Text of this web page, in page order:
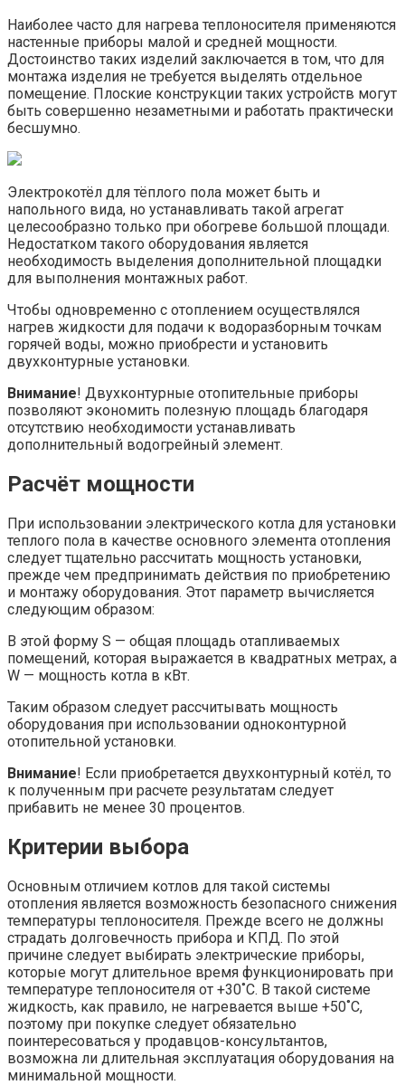
Наиболее часто для нагрева теплоносителя применяются
настенные приборы малой и средней мощности.
Достоинство таких изделий заключается в том, что для
монтажа изделия не требуется выделять отдельное
помещение. Плоские конструкции таких устройств могут
быть совершенно незаметными и работать практически
бесшумно.
Электрокотёл для тёплого пола может быть и
напольного вида, но устанавливать такой агрегат
целесообразно только при обогреве большой площади.
Недостатком такого оборудования является
необходимость выделения дополнительной площадки
для выполнения монтажных работ.
Чтобы одновременно с отоплением осуществлялся
нагрев жидкости для подачи к водоразборным точкам
горячей воды, можно приобрести и установить
двухконтурные установки.
Внимание! Двухконтурные отопительные приборы
позволяют экономить полезную площадь благодаря
отсутствию необходимости устанавливать
дополнительный водогрейный элемент.
Расчёт мощности
При использовании электрического котла для установки
теплого пола в качестве основного элемента отопления
следует тщательно рассчитать мощность установки,
прежде чем предпринимать действия по приобретению
и монтажу оборудования. Этот параметр вычисляется
следующим образом:
В этой форму S — общая площадь отапливаемых
помещений, которая выражается в квадратных метрах, а
W — мощность котла в кВт.
Таким образом следует рассчитывать мощность
оборудования при использовании одноконтурной
отопительной установки.
Внимание! Если приобретается двухконтурный котёл, то
к полученным при расчете результатам следует
прибавить не менее 30 процентов.
Критерии выбора
Основным отличием котлов для такой системы
отопления является возможность безопасного снижения
температуры теплоносителя. Прежде всего не должны
страдать долговечность прибора и КПД. По этой
причине следует выбирать электрические приборы,
которые могут длительное время функционировать при
температуре теплоносителя от +30˚С. В такой системе
жидкость, как правило, не нагревается выше +50˚С,
поэтому при покупке следует обязательно
поинтересоваться у продавцов-консультантов,
возможна ли длительная эксплуатация оборудования на
минимальной мощности.